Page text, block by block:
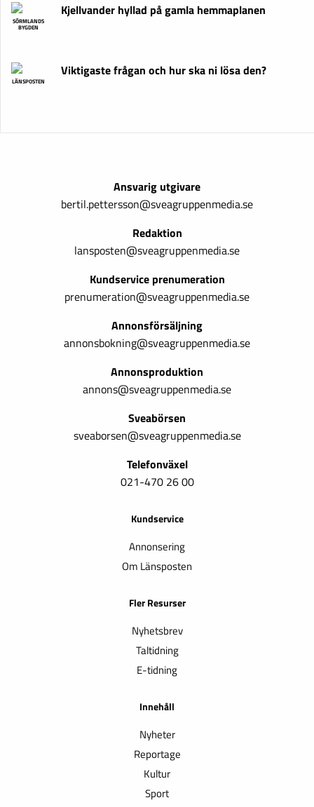
SÖRMLANDS
BYGDEN
Kjellvander hyllad på gamla hemmaplanen
LÄNSPOSTEN
Viktigaste frågan och hur ska ni lösa den?
Ansvarig utgivare
bertil.pettersson@sveagruppenmedia.se
Redaktion
lansposten@sveagruppenmedia.se
Kundservice prenumeration
prenumeration@sveagruppenmedia.se
Annonsförsäljning
annonsbokning@sveagruppenmedia.se
Annonsproduktion
annons@sveagruppenmedia.se
Sveabörsen
sveaborsen@sveagruppenmedia.se
Telefonväxel
021-470 26 00
Kundservice
Annonsering
Om Länsposten
Fler Resurser
Nyhetsbrev
Taltidning
E-tidning
Innehåll
Nyheter
Reportage
Kultur
Sport